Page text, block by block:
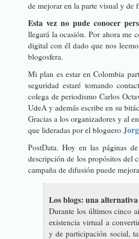
de mejorar en la parte visual y de
Esta vez no pude conocer
llegará la ocasión. Por ahora me
digital con él dado que nos
blogosfera.
Mi plan es estar en Colombia
seguridad estaré tomando
colega de periodismo Carlos
UdeA y además escribe en su
Gracias a los organizadores y al
que lideradas por el bloguero
PostData. Hoy en las páginas
descripción de los propósitos del
campaña de difusión puede
Los blogs: una
Durante los últimos cinco
existencia virtual a
y de participación social,